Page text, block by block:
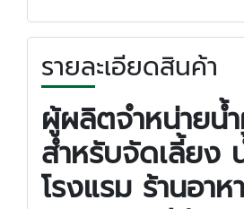
รายละเอียดสินค้า
ผู้ผลิตจำหน่ายน้
สำหรับจัดเลี้ยง
โรงแรม ร้านอาห